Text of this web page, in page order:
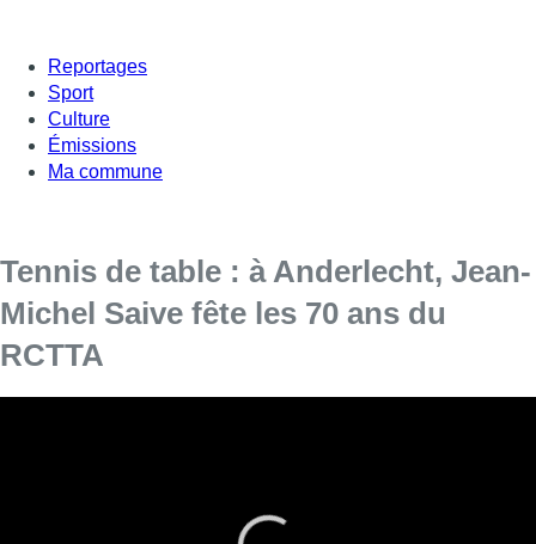
Reportages
Sport
Culture
Émissions
Ma commune
Tennis de table : à Anderlecht, Jean-
Michel Saive fête les 70 ans du
RCTTA
sportive au Logis Auderghem, était présent à Anderlecht pour